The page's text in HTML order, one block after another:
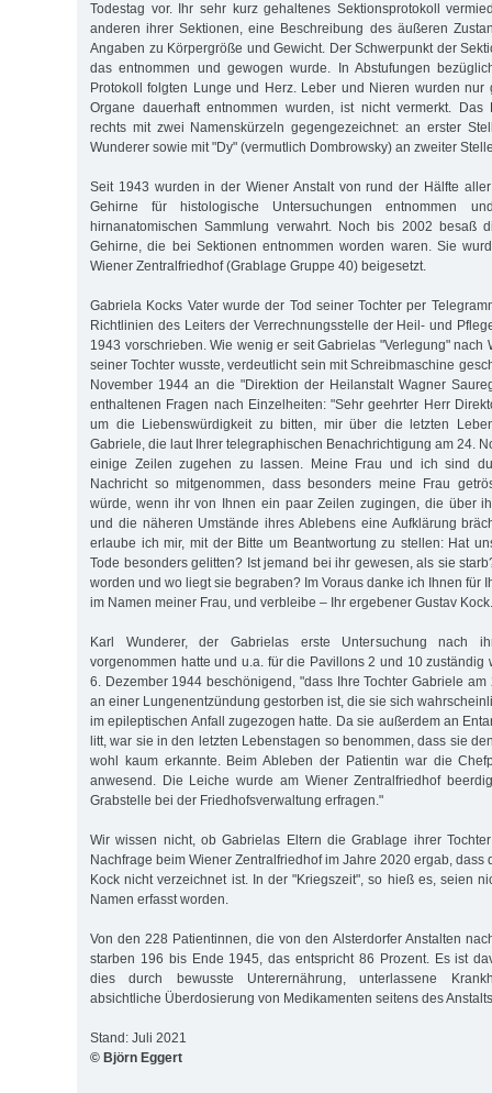
Todestag vor. Ihr sehr kurz gehaltenes Sektionsprotokoll
anderen ihrer Sektionen, eine Beschreibung des äußeren
Angaben zu Körpergröße und Gewicht. Der Schwerpunkt der
das entnommen und gewogen wurde. In Abstufungen
Protokoll folgten Lunge und Herz. Leber und Nieren wurden nur
Organe dauerhaft entnommen wurden, ist nicht vermerkt. Das
rechts mit zwei Namenskürzeln gegengezeichnet: an erster
Wunderer sowie mit "Dy" (vermutlich Dombrowsky) an zweiter
Seit 1943 wurden in der Wiener Anstalt von rund der Hälfte
Gehirne für histologische Untersuchungen entnommen
hirnanatomischen Sammlung verwahrt. Noch bis 2002 besaß
Gehirne, die bei Sektionen entnommen worden waren. Sie
Wiener Zentralfriedhof (Grablage Gruppe 40) beigesetzt.
Gabriela Kocks Vater wurde der Tod seiner Tochter per
Richtlinien des Leiters der Verrechnungsstelle der Heil- und
1943 vorschrieben. Wie wenig er seit Gabrielas "Verlegung" nach
seiner Tochter wusste, verdeutlicht sein mit Schreibmaschine
November 1944 an die "Direktion der Heilanstalt Wagner
enthaltenen Fragen nach Einzelheiten: "Sehr geehrter Herr
um die Liebenswürdigkeit zu bitten, mir über die letzten
Gabriele, die laut Ihrer telegraphischen Benachrichtigung am 24.
einige Zeilen zugehen zu lassen. Meine Frau und ich sind
Nachricht so mitgenommen, dass besonders meine Frau
würde, wenn ihr von Ihnen ein paar Zeilen zugingen, die über
und die näheren Umstände ihres Ablebens eine Aufklärung
erlaube ich mir, mit der Bitte um Beantwortung zu stellen: Hat
Tode besonders gelitten? Ist jemand bei ihr gewesen, als sie
worden und wo liegt sie begraben? Im Voraus danke ich Ihnen für
im Namen meiner Frau, und verbleibe – Ihr ergebener Gustav
Karl Wunderer, der Gabrielas erste Untersuchung nach
vorgenommen hatte und u.a. für die Pavillons 2 und 10 zuständig
6. Dezember 1944 beschönigend, "dass Ihre Tochter Gabriele am
an einer Lungenentzündung gestorben ist, die sie sich
im epileptischen Anfall zugezogen hatte. Da sie außerdem an
litt, war sie in den letzten Lebenstagen so benommen, dass sie
wohl kaum erkannte. Beim Ableben der Patientin war die
anwesend. Die Leiche wurde am Wiener Zentralfriedhof
Grabstelle bei der Friedhofsverwaltung erfragen."
Wir wissen nicht, ob Gabrielas Eltern die Grablage ihrer
Nachfrage beim Wiener Zentralfriedhof im Jahre 2020 ergab, dass
Kock nicht verzeichnet ist. In der "Kriegszeit", so hieß es, seien
Namen erfasst worden.
Von den 228 Patientinnen, die von den Alsterdorfer Anstalten
starben 196 bis Ende 1945, das entspricht 86 Prozent. Es ist
dies durch bewusste Unterernährung, unterlassene
absichtliche Überdosierung von Medikamenten seitens des
Stand: Juli 2021
© Björn Eggert